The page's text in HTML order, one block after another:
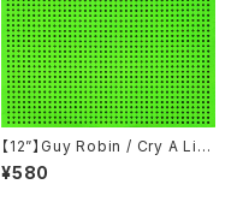
【12”】Guy Robin / Cry A Littl
e (Memory Recordings) (M
EMORY001)
¥580